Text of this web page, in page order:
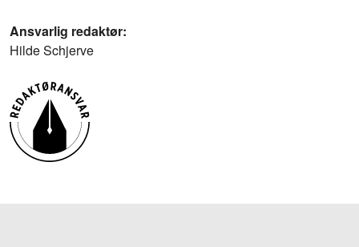
Ansvarlig redaktør:
Hilde Schjerve